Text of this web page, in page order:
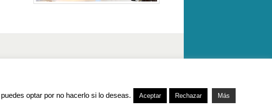
Master Informática
optar por no hacerlo si lo deseas. Aceptar Rechazar Más